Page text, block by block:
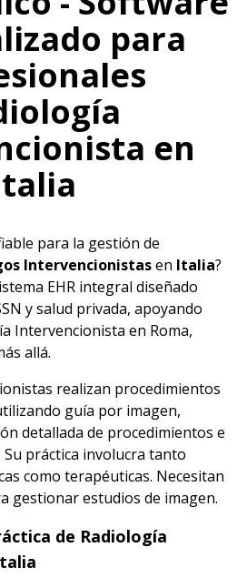
para
en
para la gestión de
Intervencionistasen Italia?
EHR integral diseñado
y salud privada, apoyando
Intervencionista en Roma,
allá.
realizan procedimientos
guía por imagen,
detallada de procedimientos e
práctica involucra tanto
como terapéuticas. Necesitan
gestionar estudios de imagen.
de Radiología